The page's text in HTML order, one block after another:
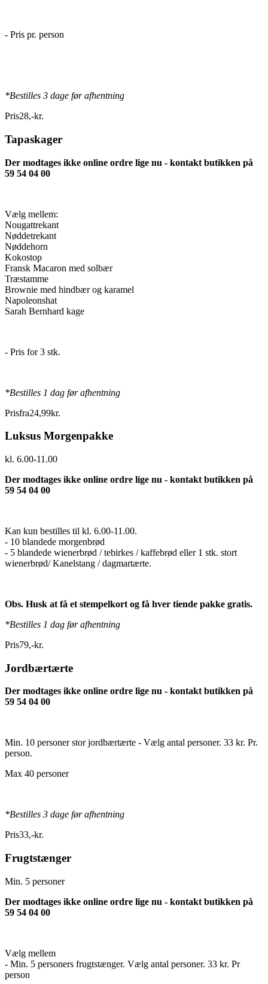
- Pris pr. person
*Bestilles 3 dage før afhentning
Pris28,-kr.
Tapaskager
Der modtages ikke online ordre lige nu - kontakt butikken på
59 54 04 00
Vælg mellem:
Nougattrekant
Nøddetrekant
Nøddehorn
Kokostop
Fransk Macaron med solbær
Træstamme
Brownie med hindbær og karamel
Napoleonshat
Sarah Bernhard kage
- Pris for 3 stk.
*Bestilles 1 dag før afhentning
Prisfra24,99kr.
Luksus Morgenpakke
kl. 6.00-11.00
Der modtages ikke online ordre lige nu - kontakt butikken på
59 54 04 00
Kan kun bestilles til kl. 6.00-11.00.
- 10 blandede morgenbrød
- 5 blandede wienerbrød / tebirkes / kaffebrød eller 1 stk. stort
wienerbrød/ Kanelstang / dagmartærte.
Obs. Husk at få et stempelkort og få hver tiende pakke gratis.
*Bestilles 1 dag før afhentning
Pris79,-kr.
Jordbærtærte
Der modtages ikke online ordre lige nu - kontakt butikken på
59 54 04 00
Min. 10 personer stor jordbærtærte - Vælg antal personer. 33 kr. Pr.
person.
Max 40 personer
*Bestilles 3 dage før afhentning
Pris33,-kr.
Frugtstænger
Min. 5 personer
Der modtages ikke online ordre lige nu - kontakt butikken på
59 54 04 00
Vælg mellem
- Min. 5 personers frugtstænger. Vælg antal personer. 33 kr. Pr
person